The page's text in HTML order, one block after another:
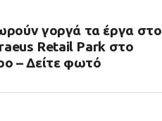
γοργά τα έργα στο
Retail Park στο
– Δείτε φωτό